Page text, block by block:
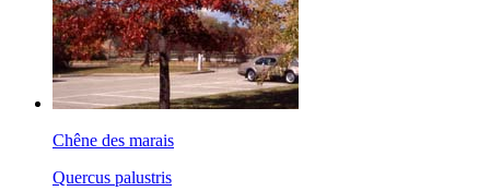
Chêne des marais
Quercus palustris